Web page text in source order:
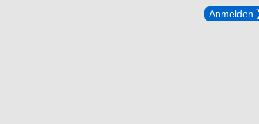
Anmelden